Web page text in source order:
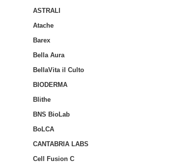
ASTRALI
Atache
Barex
Bella Aura
BellaVita il Culto
BIODERMA
Blithe
BNS BioLab
BoLCA
CANTABRIA LABS
Cell Fusion C